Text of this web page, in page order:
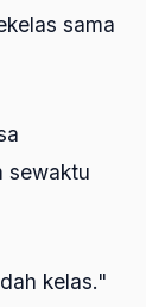
sama
sewaktu
kelas."